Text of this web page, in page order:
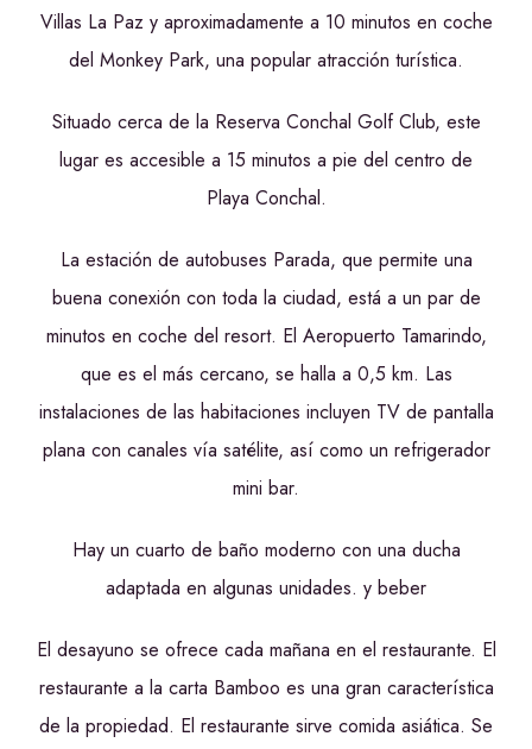
Villas La Paz y aproximadamente a 10 minutos en coche
del Monkey Park, una popular atracción turística.
Situado cerca de la Reserva Conchal Golf Club, este
lugar es accesible a 15 minutos a pie del centro de
Playa Conchal.
La estación de autobuses Parada, que permite una
buena conexión con toda la ciudad, está a un par de
minutos en coche del resort. El Aeropuerto Tamarindo,
que es el más cercano, se halla a 0,5 km. Las
instalaciones de las habitaciones incluyen TV de pantalla
plana con canales vía satélite, así como un refrigerador
mini bar.
Hay un cuarto de baño moderno con una ducha
adaptada en algunas unidades. y beber
El desayuno se ofrece cada mañana en el restaurante. El
restaurante a la carta Bamboo es una gran característica
de la propiedad. El restaurante sirve comida asiática. Se